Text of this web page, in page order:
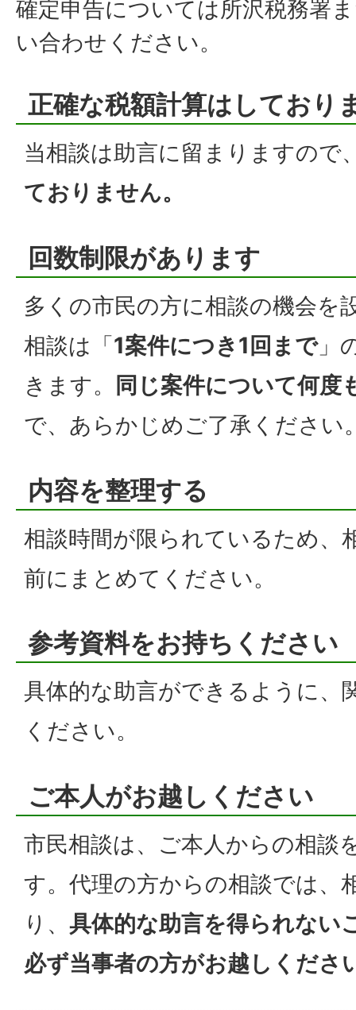
確定申告については所沢税務署
い合わせください。
正確な税額計算はしており
当相談は助言に留まりますので
ておりません。
回数制限があります
多くの市民の方に相談の機会を
相談は「1案件につき1回まで」
きます。 同じ案件について何度
で、あらかじめご了承ください
内容を整理する
相談時間が限られているため、
前にまとめてください。
参考資料をお持ちください
具体的な助言ができるように、
ください。
ご本人がお越しください
市民相談は、ご本人からの相談
す。代理の方からの相談では、
り、 具体的な助言を得られない
必ず当事者の方がお越しくださ